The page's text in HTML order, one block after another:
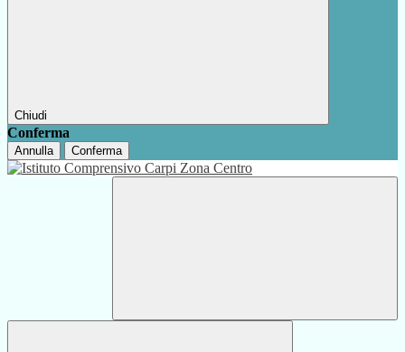
Chiudi
Conferma
Annulla Conferma